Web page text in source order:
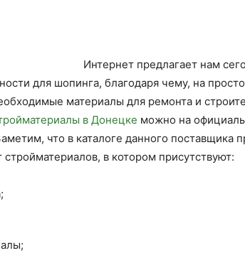
Интернет предлагает нам
для шопинга, благодаря чему, на
материалы для ремонта и
в Донецке можно на
что в каталоге данного поставщика
в котором присутствуют: